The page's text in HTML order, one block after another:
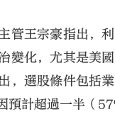
管王宗豪指出，
變化，尤其是美
，選股條件包括
計超過一半（